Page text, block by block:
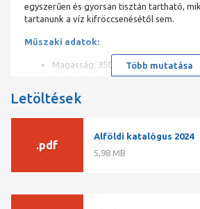
egyszerűen és gyorsan tisztán tartható,
tartanunk a víz kifröccsenésétől sem.
Műszaki adatok:
Magasság: 350 mm
Szélesség: 360 mm
Mélység: 560 mm
WC-ülőkéhez furattávolság: 155 mm
Anyaga: Porcelán
Szín: Fehér
Több mutatása
Letöltések
.pdf
Alföldi katalógus 2024
5,98 MB